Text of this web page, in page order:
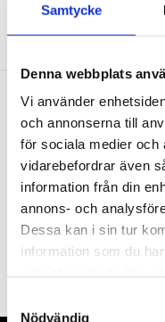
Samtycke
Denna webbplats
Vi använder
och annonserna till
för sociala medier och
vidarebefordrar även
information från din
annons- och
Dessa kan i sin tur
information som du
Nödvändig